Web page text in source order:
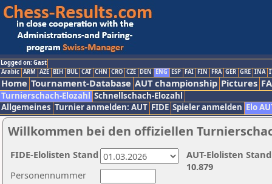
Logged on: Gast
Arabic ARM AZE BIH BUL CAT CHN CRO CZE DEN ENG ESP FAI FIN FRA GER GRE INA
Home Tournament-Database AUT championship Pictures
Turnierschach-Elozahl Schnellschach-Elozahl
Allgemeines Turnier anmelden: AUT FIDE Spieler anmelden Elo
Willkommen bei den offiziellen
Personennummer
AUT-Elolisten
10.879
FIDE-Elolisten Stand